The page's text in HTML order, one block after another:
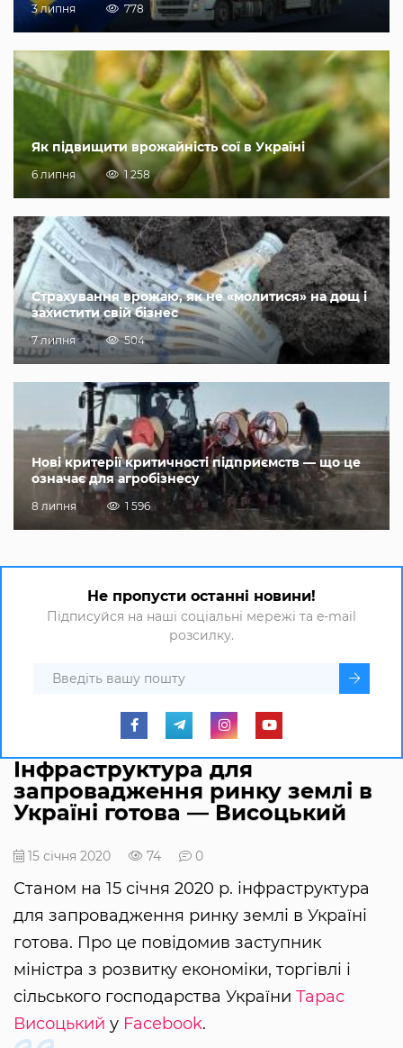
3 липня 778
Як підвищити врожайність сої в Україні
6 липня 1 258
Страхування врожаю, як не «молитися» на дощ і
захистити свій бізнес
7 липня 504
Нові критерії критичності підприємств — що це
означає для агробізнесу
8 липня 1 596
Не пропусти останні новини!
Підписуйся на наші соціальні мережі та e-mail
розсилку.
Інфраструктура для
запровадження ринку землі в
Україні готова — Висоцький
15 січня 2020 74 0
Станом на 15 січня 2020 р. інфраструктура
для запровадження ринку землі в Україні
готова. Про це повідомив заступник
міністра з розвитку економіки, торгівлі і
сільського господарства України Тарас
Висоцький у Facebook.